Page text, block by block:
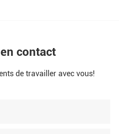
contact
de travailler avec vous!